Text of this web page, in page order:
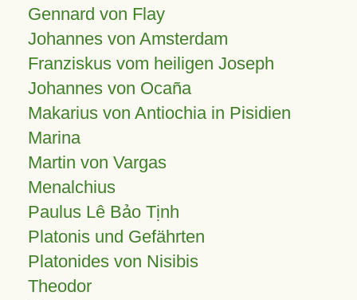
Gennard von Flay
Johannes von Amsterdam
Franziskus vom heiligen Joseph
Johannes von Ocaña
Makarius von Antiochia in Pisidien
Marina
Martin von Vargas
Menalchius
Paulus Lê Bảo Tịnh
Platonis und Gefährten
Platonides von Nisibis
Theodor